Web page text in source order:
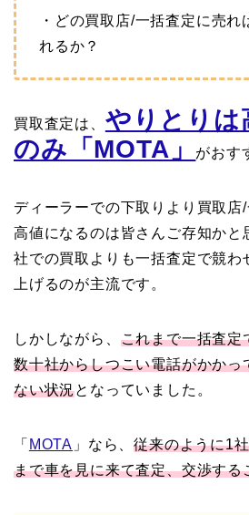
・どの買取店/一括査定に売れ
れるか？
買取査定は、 やりとりは
のみ「MOTA」
がおす
ディーラーでの下取りより買取店
高値になるのは皆さんご存知かと
社での買取よりも一括査定で競わ
上げるのが主流です。
しかしながら、 これまで一括査定
数十社からしつこい電話がかかっ
ない状況となっていました。
「 MOTA 」なら、従来のように1
まで車を見に来て査定、交渉する